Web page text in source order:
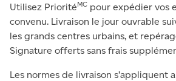
Utilisez PrioritéMC pour expédier vos
convenu. Livraison le jour ouvrable
les grands centres urbains, et
Signature offerts sans frais
Les normes de livraison s’appliquent